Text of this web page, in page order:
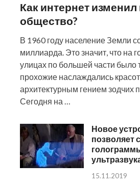
Как интернет
общество?
В 1960 году население Земли
миллиарда. Это значит, что на
улицах по большей части было
прохожие наслаждались
архитектурным гением зодчих
Сегодня на …
Новое
позволяет
15.11.2019